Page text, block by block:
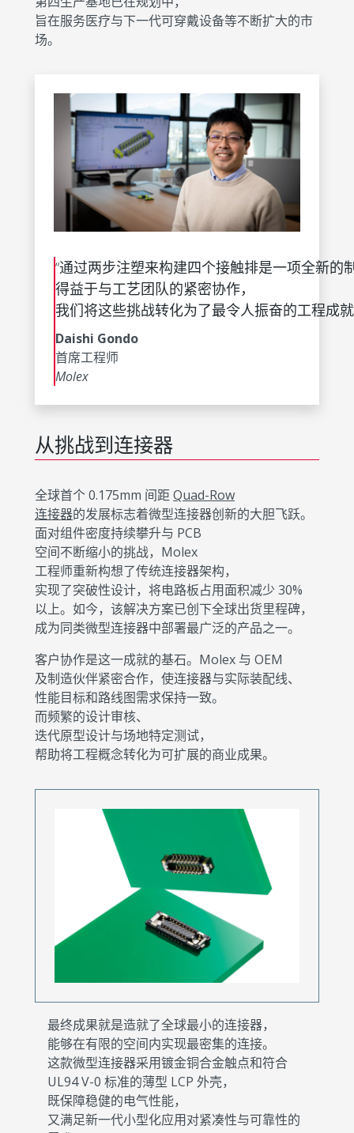
旨在服务医疗与下一代可穿戴设备等不断扩大的市
场。
“通过两步注塑来构建四个接触排是一项全新的
得益于与工艺团队的紧密协作，
我们将这些挑战转化为了最令人振奋的工程成就
Daishi Gondo
首席工程师
Molex
从挑战到连接器
全球首个 0.175mm 间距 Quad-Row
连接器的发展标志着微型连接器创新的大胆飞跃。
面对组件密度持续攀升与 PCB
空间不断缩小的挑战，Molex
工程师重新构想了传统连接器架构，
实现了突破性设计，将电路板占用面积减少 30%
以上。如今，该解决方案已创下全球出货里程碑，
成为同类微型连接器中部署最广泛的产品之一。
客户协作是这一成就的基石。Molex 与 OEM
及制造伙伴紧密合作，使连接器与实际装配线、
性能目标和路线图需求保持一致。
而频繁的设计审核、
迭代原型设计与场地特定测试，
帮助将工程概念转化为可扩展的商业成果。
最终成果就是造就了全球最小的连接器，
能够在有限的空间内实现最密集的连接。
这款微型连接器采用镀金铜合金触点和符合
UL94 V-0 标准的薄型 LCP 外壳，
既保障稳健的电气性能，
又满足新一代小型化应用对紧凑性与可靠性的